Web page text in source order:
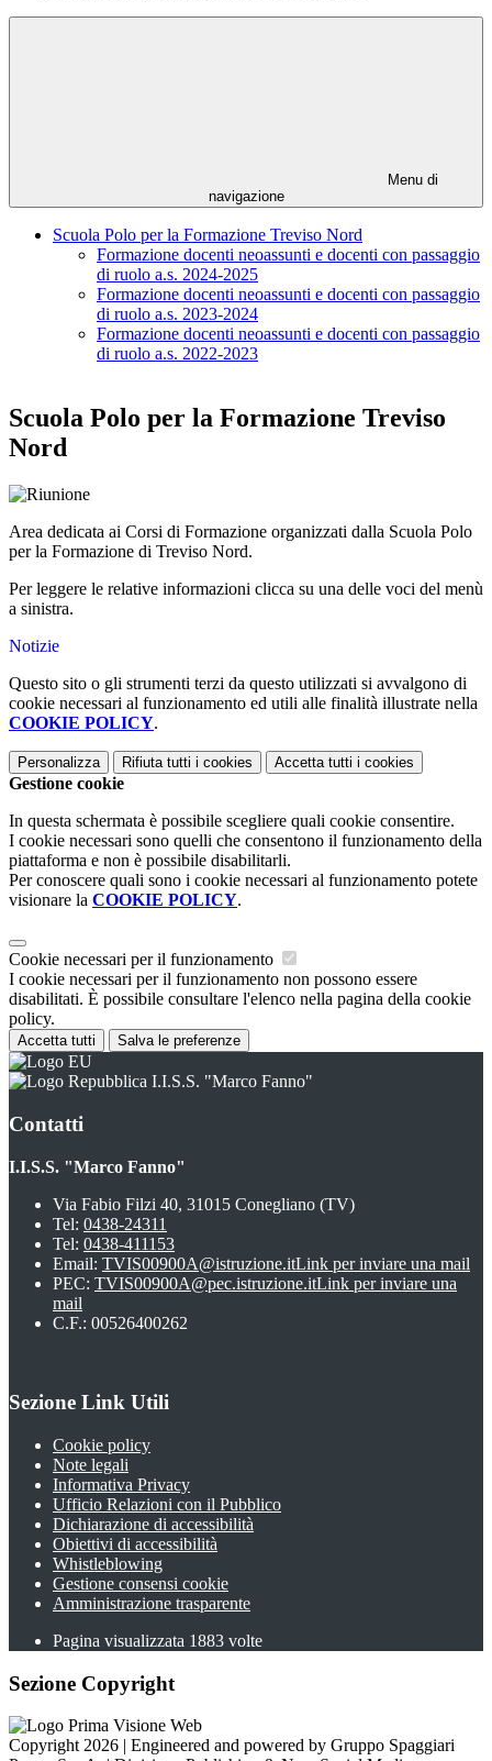
Menu di
navigazione
Scuola Polo per la Formazione Treviso Nord
Formazione docenti neoassunti e docenti con passaggio
di ruolo a.s. 2024-2025
Formazione docenti neoassunti e docenti con passaggio
di ruolo a.s. 2023-2024
Formazione docenti neoassunti e docenti con passaggio
di ruolo a.s. 2022-2023
Scuola Polo per la Formazione Treviso
Nord
Area dedicata ai Corsi di Formazione organizzati dalla Scuola Polo
per la Formazione di Treviso Nord.
Per leggere le relative informazioni clicca su una delle voci del menù
a sinistra.
Notizie
Questo sito o gli strumenti terzi da questo utilizzati si avvalgono di
cookie necessari al funzionamento ed utili alle finalità illustrate nella
COOKIE POLICY.
Personalizza Rifiuta tutti i cookies Accetta tutti i cookies
Gestione cookie
In questa schermata è possibile scegliere quali cookie consentire.
I cookie necessari sono quelli che consentono il funzionamento della
piattaforma e non è possibile disabilitarli.
Per conoscere quali sono i cookie necessari al funzionamento potete
visionare la COOKIE POLICY.
Cookie necessari per il funzionamento
I cookie necessari per il funzionamento non possono essere
disabilitati. È possibile consultare l'elenco nella pagina della cookie
policy.
Accetta tutti Salva le preferenze
I.I.S.S. "Marco Fanno"
Contatti
I.I.S.S. "Marco Fanno"
Via Fabio Filzi 40, 31015 Conegliano (TV)
Tel: 0438-24311
Tel: 0438-411153
Email: TVIS00900A@istruzione.itLink per inviare una mail
PEC: TVIS00900A@pec.istruzione.itLink per inviare una
mail
C.F.: 00526400262
Sezione Link Utili
Cookie policy
Note legali
Informativa Privacy
Ufficio Relazioni con il Pubblico
Dichiarazione di accessibilità
Obiettivi di accessibilità
Whistleblowing
Gestione consensi cookie
Amministrazione trasparente
Pagina visualizzata 1883 volte
Sezione Copyright
Copyright 2026 | Engineered and powered by Gruppo Spaggiari